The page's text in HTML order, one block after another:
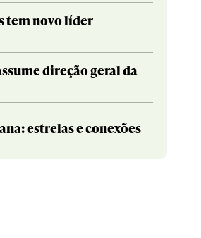
tem novo líder
direção geral da
estrelas e conexões